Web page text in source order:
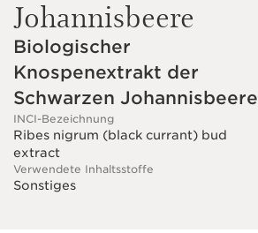
Johannisbeere
Biologischer
Knospenextrakt der
Schwarzen Johannisbeere
INCI-Bezeichnung
Ribes nigrum (black currant) bud
extract
Verwendete Inhaltsstoffe
Sonstiges